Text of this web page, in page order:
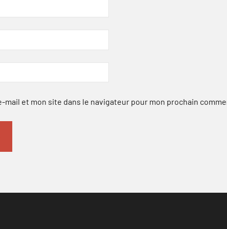
mail et mon site dans le navigateur pour mon prochain